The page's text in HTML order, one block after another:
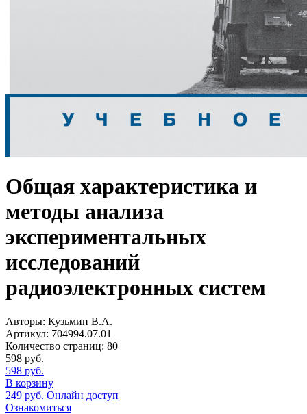
Общая характеристика и
методы анализа
экспериментальных
исследований
радиоэлектронных систем
Авторы: Кузьмин В.А.
Артикул: 704994.07.01
Количество страниц: 80
598 руб.
598 руб.
В корзину
249 руб. Онлайн доступ
Ознакомиться